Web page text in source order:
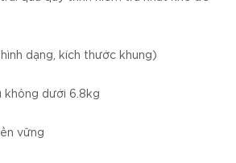
dạng, kích thước khung)
không dưới 6.8kg
vững